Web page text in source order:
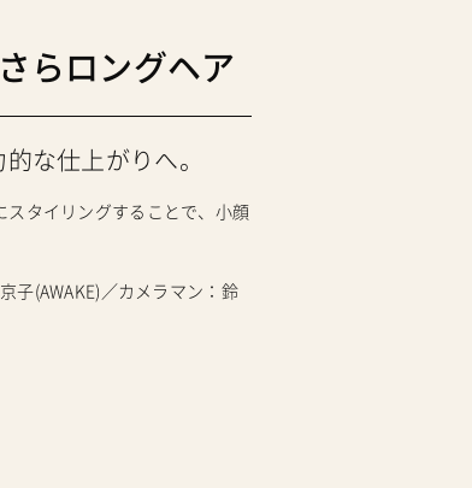
らロングヘア
な仕上がりへ。
スタイリングすることで、小顔
子(AWAKE)／カメラマン：鈴